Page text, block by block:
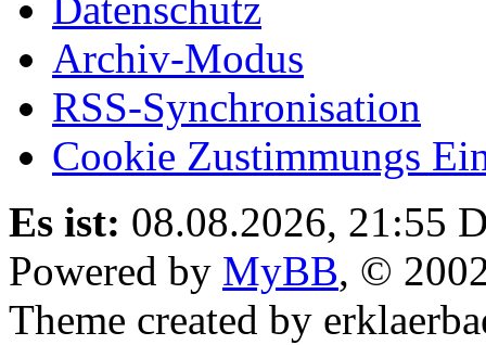
Datenschutz
Archiv-Modus
RSS-Synchronisation
Cookie Zustimmungs
Es ist: 08.08.2026, 21:55
Powered by MyBB, ©
Theme created by